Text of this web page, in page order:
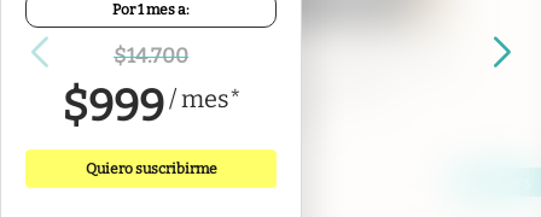
Por 1 mes a:
$14.700
$999/mes*
Quiero suscribirme
Palabra de CEO.Fue número 1 de YPF, tiene
petrolera propia y planea invertir u$s
3000 millones en Vaca Muerta
Martín Bidegaray